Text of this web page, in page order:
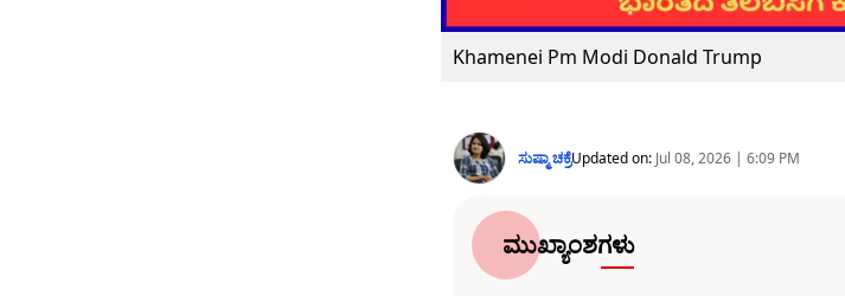
Khamenei Pm Modi Donald Trump
ಸುಷ್ಮಾ ಚಕ್ರೆUpdated on: Jul 08, 2026 | 6:09 PM
ಮುಖ್ಯಾಂಶಗಳು